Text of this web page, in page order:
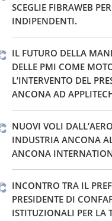
SCEGLIE FIBRAWEB
INDIPENDENTI.
IL FUTURO DELLA
DELLE PMI COME
L’INTERVENTO DEL
ANCONA AD
NUOVI VOLI
INDUSTRIA ANCONA
ANCONA
INCONTRO TRA IL
PRESIDENTE DI
ISTITUZIONALI PER LA